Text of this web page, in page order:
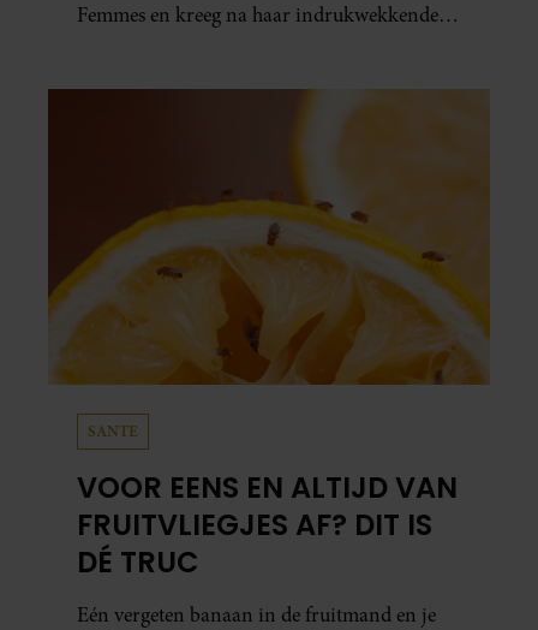
Femmes en kreeg na haar indrukwekkende
SANTE
VOOR EENS EN ALTIJD VAN
FRUITVLIEGJES AF? DIT IS
DÉ TRUC
Eén vergeten banaan in de fruitmand en je